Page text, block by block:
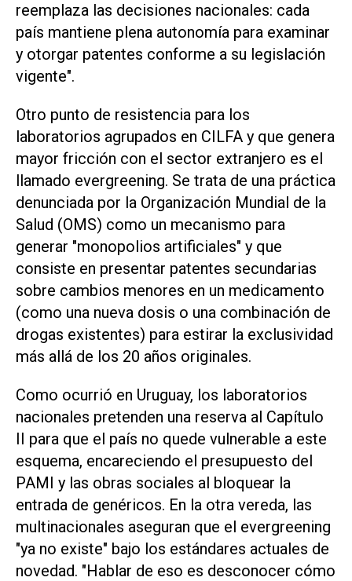
reemplaza las decisiones nacionales: cada
país mantiene plena autonomía para examinar
y otorgar patentes conforme a su legislación
vigente".
Otro punto de resistencia para los
laboratorios agrupados en CILFA y que genera
mayor fricción con el sector extranjero es el
llamado evergreening. Se trata de una práctica
denunciada por la Organización Mundial de la
Salud (OMS) como un mecanismo para
generar "monopolios artificiales" y que
consiste en presentar patentes secundarias
sobre cambios menores en un medicamento
(como una nueva dosis o una combinación de
drogas existentes) para estirar la exclusividad
más allá de los 20 años originales.
Como ocurrió en Uruguay, los laboratorios
nacionales pretenden una reserva al Capítulo
II para que el país no quede vulnerable a este
esquema, encareciendo el presupuesto del
PAMI y las obras sociales al bloquear la
entrada de genéricos. En la otra vereda, las
multinacionales aseguran que el evergreening
"ya no existe" bajo los estándares actuales de
novedad. "Hablar de eso es desconocer cómo